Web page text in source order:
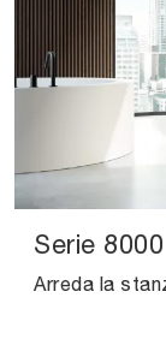
Serie 8000